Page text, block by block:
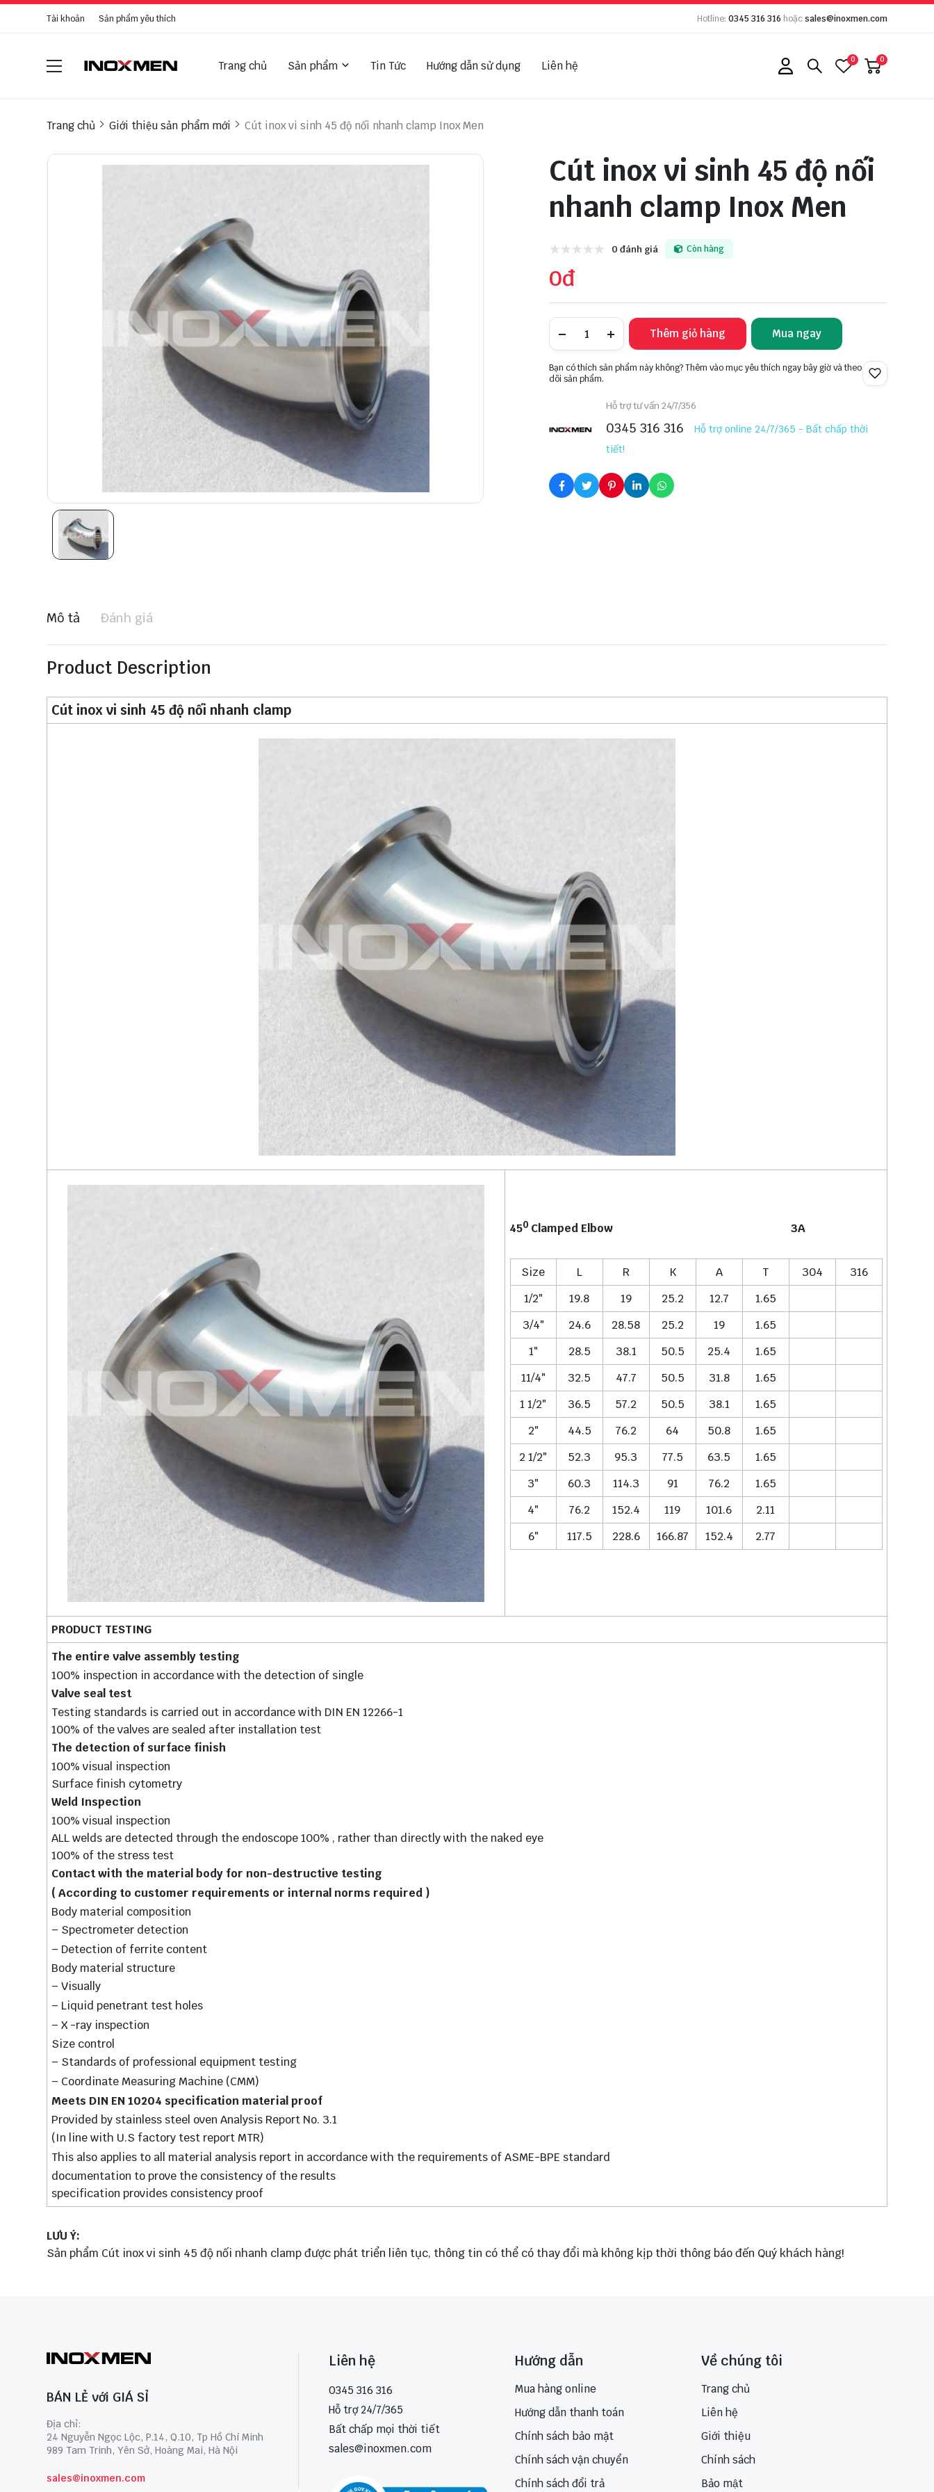
Tài khoản Sản phẩm yêu thích Hotline: 0345 316 316 hoặcsales@inoxmen.com
Trang chủ Sản phẩm Tin Tức Hướng dẫn sử dụng Liên hệ 0 0
Trang chủ Giới thiệu sản phẩm mới Cút inox vi sinh 45 độ nối nhanh clamp Inox Men
Cút inox vi sinh 45 độ nối
nhanh clamp Inox Men
0 đánh giá Còn hàng
0đ
Thêm giỏ hàng Mua ngay
Bạn có thích sản phẩm này không? Thêm vào mục yêu thích ngay bây giờ và theo
dõi sản phẩm.
Hỗ trợ tư vấn 24/7/356
0345 316 316
Hỗ trợ online 24/7/365 - Bất chấp thời
tiết!
Mô tả Đánh giá
Product Description
Cút inox vi sinh 45 độ nối nhanh clamp
450 Clamped Elbow 3A
Size L R K A T 304
316
1/2″
19.8 19 25.2 12.7
1.65
3/4″
24.6 28.58 25.2 19
1.65
1″
28.5 38.1 50.5 25.4
1.65
11/4″
32.5 47.7 50.5 31.8
1.65
1 1/2″
36.5 57.2 50.5 38.1
1.65
2″
44.5 76.2 64 50.8
1.65
2 1/2″
52.3 95.3 77.5 63.5
1.65
3″
60.3 114.3 91 76.2
1.65
4″
76.2 152.4 119 101.6
2.11
6″
117.5 228.6 166.87 152.4 2.77
PRODUCT TESTING
The entire valve assembly testing
100% inspection in accordance with the detection of single
Valve seal test
Testing standards is carried out in accordance with DIN EN 12266-1
100% of the valves are sealed after installation test
The detection of surface finish
100% visual inspection
Surface finish cytometry
Weld Inspection
100% visual inspection
ALL welds are detected through the endoscope 100% , rather than directly with the naked eye
100% of the stress test
Contact with the material body for non-destructive testing
( According to customer requirements or internal norms required )
Body material composition
– Spectrometer detection
– Detection of ferrite content
Body material structure
– Visually
– Liquid penetrant test holes
– X -ray inspection
Size control
– Standards of professional equipment testing
– Coordinate Measuring Machine (CMM)
Meets DIN EN 10204 specification material proof
Provided by stainless steel oven Analysis Report No. 3.1
(In line with U.S factory test report MTR)
This also applies to all material analysis report in accordance with the requirements of ASME-BPE standard
documentation to prove the consistency of the results
specification provides consistency proof
LƯU Ý:
Sản phẩm Cút inox vi sinh 45 độ nối nhanh clamp được phát triển liên tục, thông tin có thể có thay đổi mà không kịp thời thông báo đến Quý khách hàng!
BÁN LẺ với GIÁ SỈ
Địa chỉ:
24 Nguyễn Ngọc Lộc, P.14, Q.10, Tp Hồ Chí Minh
989 Tam Trinh, Yên Sở, Hoàng Mai, Hà Nội
sales@inoxmen.com
Liên hệ
0345 316 316
Hỗ trợ 24/7/365
Bất chấp mọi thời tiết
sales@inoxmen.com
Hướng dẫn
Mua hàng online
Hướng dẫn thanh toán
Chính sách bảo mật
Chính sách vận chuyển
Chính sách đổi trả
Về chúng tôi
Trang chủ
Liên hệ
Giới thiệu
Chính sách
Bảo mật